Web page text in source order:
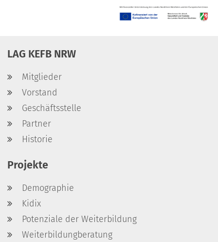
LAG KEFB NRW
Mitglieder
Vorstand
Geschäftsstelle
Partner
Historie
Projekte
Demographie
Kidix
Potenziale der Weiterbildung
Weiterbildungberatung